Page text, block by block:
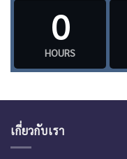
0
HOURS
เกี่ยวกับเรา